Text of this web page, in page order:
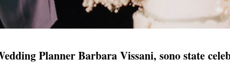
Planner Barbara Vissani, sono state